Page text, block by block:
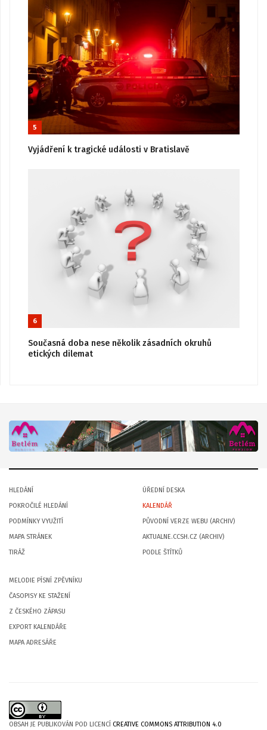
5
Vyjádření k tragické události v Bratislavě
6
Současná doba nese několik zásadních okruhů
etických dilemat
HLEDÁNÍ
POKROČILÉ HLEDÁNÍ
PODMÍNKY VYUŽITÍ
MAPA STRÁNEK
TIRÁŽ
ÚŘEDNÍ DESKA
KALENDÁŘ
PŮVODNÍ VERZE WEBU (ARCHIV)
AKTUALNE.CCSH.CZ (ARCHIV)
PODLE ŠTÍTKŮ
MELODIE PÍSNÍ ZPĚVNÍKU
ČASOPISY KE STAŽENÍ
Z ČESKÉHO ZÁPASU
EXPORT KALENDÁŘE
MAPA ADRESÁŘE
OBSAH JE PUBLIKOVÁN POD LICENCÍ CREATIVE COMMONS ATTRIBUTION 4.0